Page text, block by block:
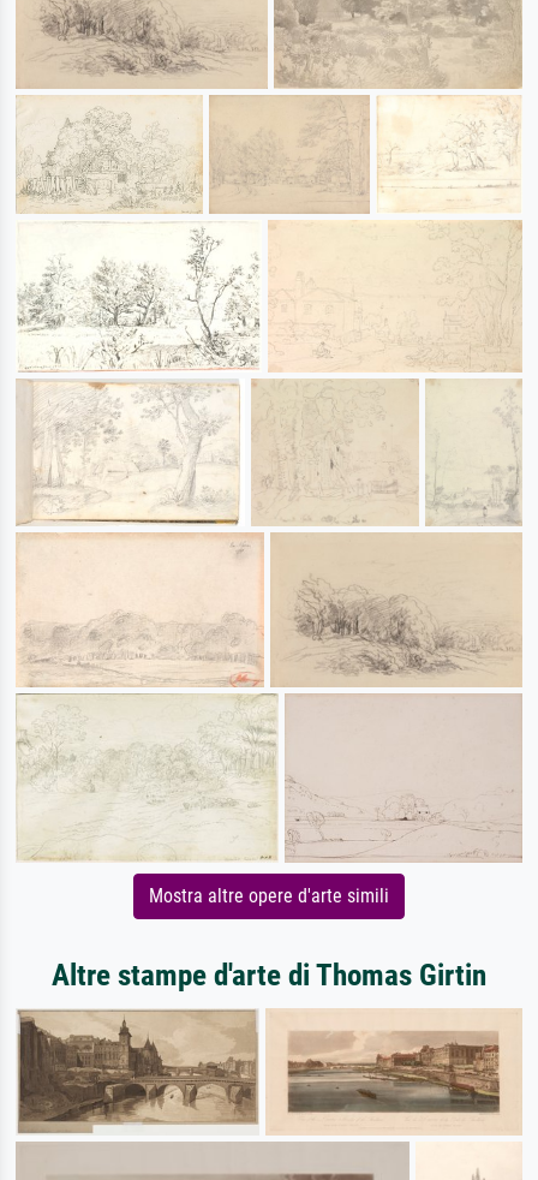
Mostra altre opere d'arte simili
Altre stampe d'arte di Thomas Girtin